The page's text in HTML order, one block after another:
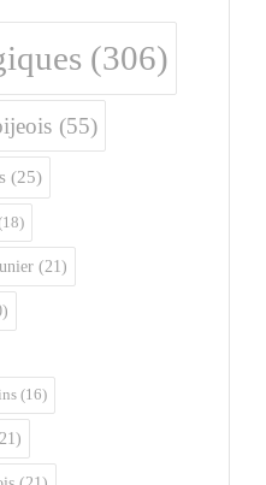
(306)
(55)
(25)
(21)
(16)